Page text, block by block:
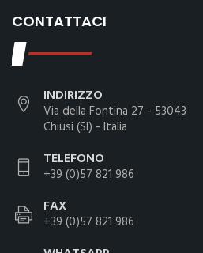
CONTATTACI
INDIRIZZO
Via della Fontina 27 - 53043
Chiusi (SI) - Italia
TELEFONO
+39 (0)57 821 986
FAX
+39 (0)57 821 986